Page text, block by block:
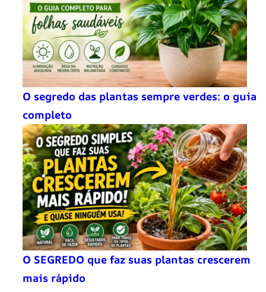
O segredo das plantas sempre verdes: o guia
completo
O SEGREDO que faz suas plantas crescerem
mais rápido